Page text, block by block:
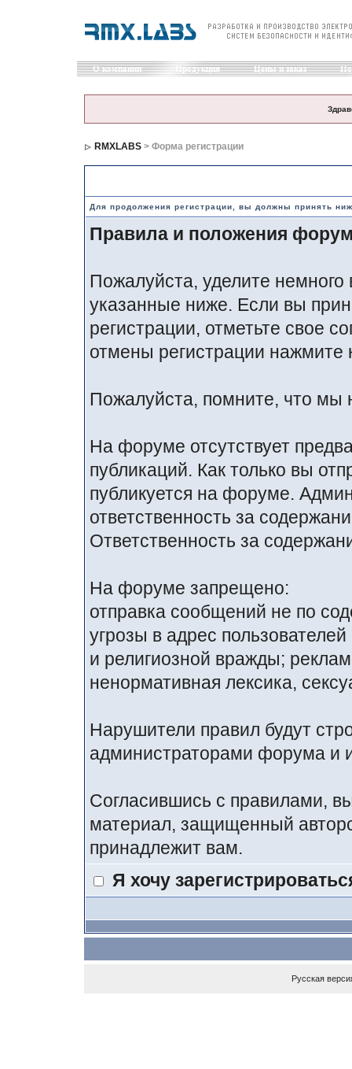
О компании Продукция Цены и заказ
RMXLABS> Форма регистрации
Для продолжения регистрации, вы должны принять
Правила и положения
Пожалуйста, уделите немного
указанные ниже. Если вы
регистрации, отметьте свое
отмены регистрации нажмите
Пожалуйста, помните, что мы
На форуме отсутствует
публикаций. Как только вы
публикуется на форуме.
ответственность за
Ответственность за
На форуме запрещено:
отправка сообщений не по
угрозы в адрес
и религиозной вражды;
ненормативная лексика,
Нарушители правил будут
администраторами форума и
Согласившись с правилами,
материал, защищенный
принадлежит вам.
Я хочу
Русская